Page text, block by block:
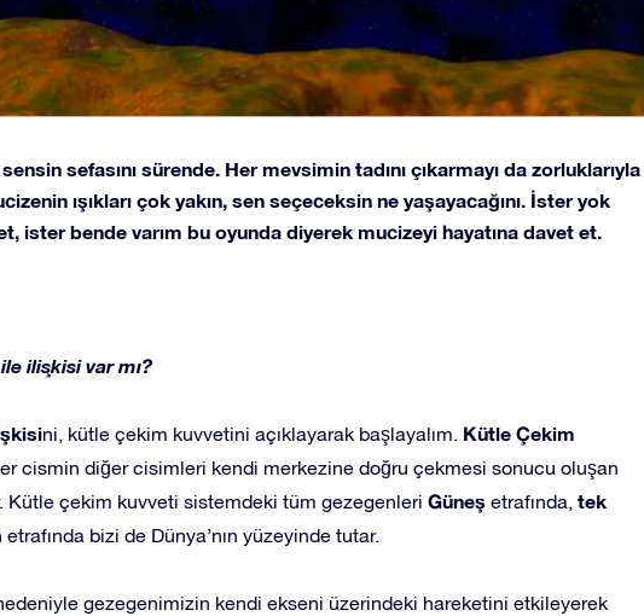
sefasını sürende. Her mevsimin tadını çıkarmayı da zorluklarıyla
ışıkları çok yakın, sen seçeceksin ne yaşayacağını. İster yok
ister bende varım bu oyunda diyerek mucizeyi hayatına davet et.
ilişkisi var mı?
ni, kütle çekim kuvvetini açıklayarak başlayalım. Kütle Çekim
cismin diğer cisimleri kendi merkezine doğru çekmesi sonucu oluşan
çekim kuvveti sistemdeki tüm gezegenleri Güneş etrafında, tek
etrafında bizi de Dünya’nın yüzeyinde tutar.
gezegenimizin kendi ekseni üzerindeki hareketini etkileyerek